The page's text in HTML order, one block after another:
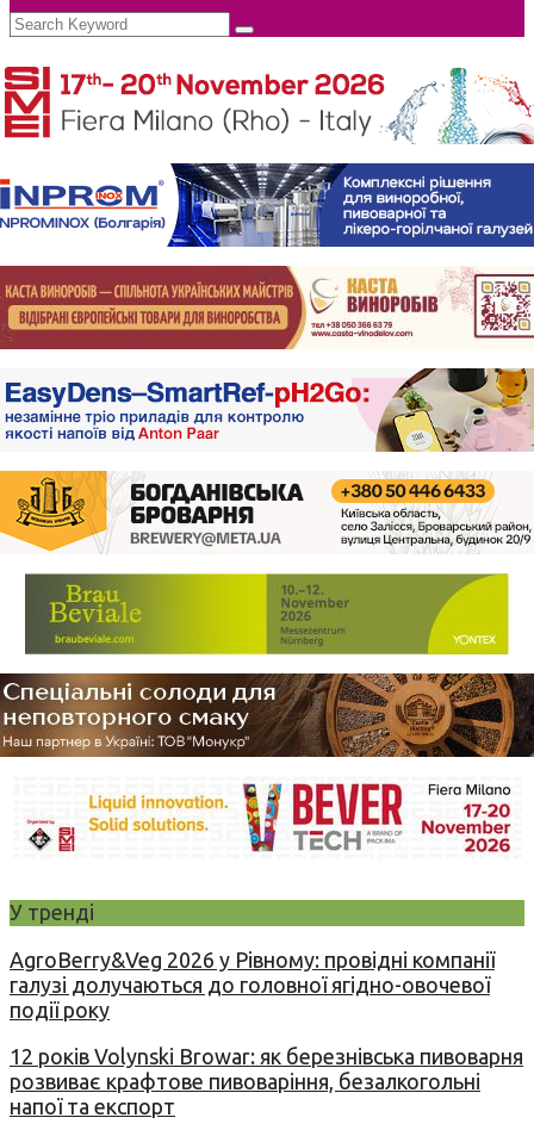
У тренді
AgroBerry&Veg 2026 у Рівному: провідні компанії
галузі долучаються до головної ягідно-овочевої
події року
12 років Volynski Browar: як березнівська пивоварня
розвиває крафтове пивоваріння, безалкогольні
напої та експорт